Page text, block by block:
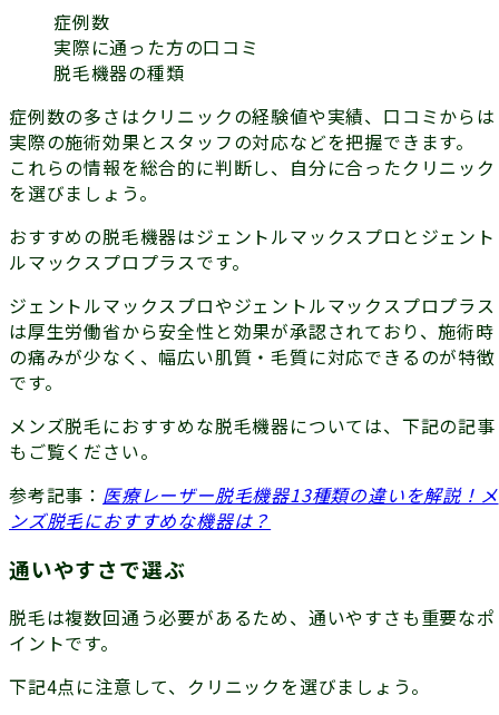
症例数
実際に通った方の口コミ
脱毛機器の種類
症例数の多さはクリニックの経験値や実績、口コミからは
実際の施術効果とスタッフの対応などを把握できます。
これらの情報を総合的に判断し、自分に合ったクリニック
を選びましょう。
おすすめの脱毛機器はジェントルマックスプロ と ジェント
ルマックスプロプラスです。
ジェントルマックスプロやジェントルマックスプロプラス
は厚生労働省から安全性と効果が承認されており、施術時
の痛みが少なく、幅広い肌質・毛質に対応できるのが特徴
です。
メンズ脱毛におすすめな脱毛機器については、下記の記事
もご覧ください。
参考記事： 医療レーザー脱毛機器13種類の違いを解説！メ
ンズ脱毛におすすめな機器は？
通いやすさで選ぶ
脱毛は複数回通う必要があるため、通いやすさも重要なポ
イントです。
下記4点に注意して、クリニックを選びましょう。